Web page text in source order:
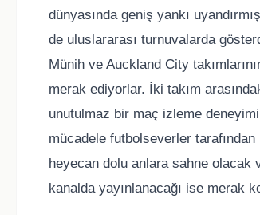
dünyasında geniş yankı
de uluslararası turnuvalarda
Münih ve Auckland City
merak ediyorlar. İki takım
unutulmaz bir maç izleme
mücadele futbolseverler
heyecan dolu anlara sahne olacak
kanalda yayınlanacağı ise merak